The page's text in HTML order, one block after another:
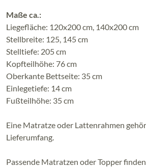
Maße ca.:
Liegefläche: 120x200 cm, 140x200 cm
Stellbreite: 125, 145 cm
Stelltiefe: 205 cm
Kopfteilhöhe: 76 cm
Oberkante Bettseite: 35 cm
Einlegetiefe: 14 cm
Fußteilhöhe: 35 cm
Eine Matratze oder Lattenrahmen
Lieferumfang.
Passende Matratzen oder Topper